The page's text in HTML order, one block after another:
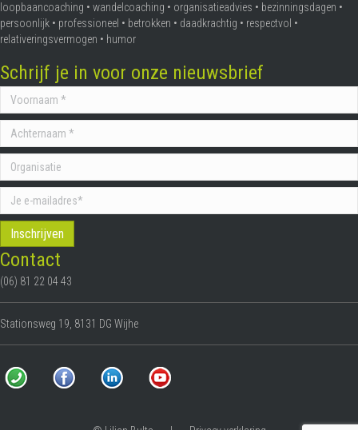
loopbaancoaching • wandelcoaching • organisatieadvies • bezinningsdagen •
persoonlijk • professioneel • betrokken • daadkrachtig • respectvol •
relativeringsvermogen • humor
Schrijf je in voor onze nieuwsbrief
Contact
(06) 81 22 04 43
Stationsweg 19, 8131 DG Wijhe